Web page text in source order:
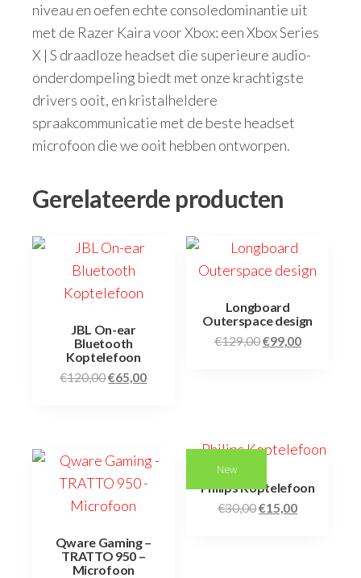
niveau en oefen echte consoledominantie uit
met de Razer Kaira voor Xbox: een Xbox Series
X | S draadloze headset die superieure audio-
onderdompeling biedt met onze krachtigste
drivers ooit, en kristalheldere
spraakcommunicatie met de beste headset
microfoon die we ooit hebben ontworpen.
Gerelateerde producten
JBL On-ear
Bluetooth
Koptelefoon
€120,00€65,00
Longboard
Outerspace design
€129,00€99,00
Qware Gaming –
TRATTO 950 –
Microfoon
New
Philips Koptelefoon
€30,00€15,00